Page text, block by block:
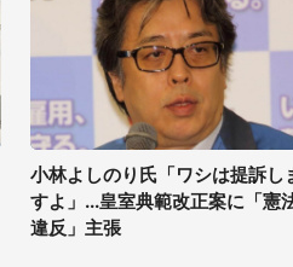
小林よしのり氏「ワシは提訴し
すよ」...皇室典範改正案に「憲
違反」主張